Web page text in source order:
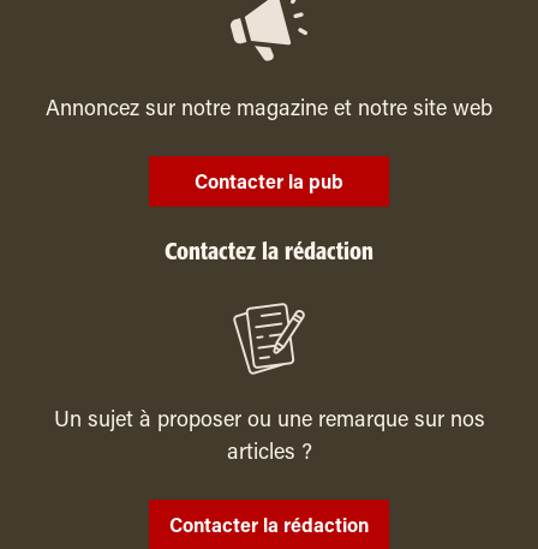
Annoncez sur notre magazine et notre site web
Contacter la pub
Contactez la rédaction
Un sujet à proposer ou une remarque sur nos
articles ?
Contacter la rédaction